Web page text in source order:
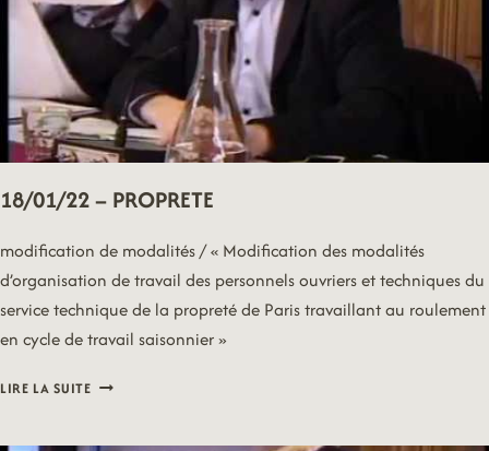
18/01/22 – PROPRETE
modification de modalités / « Modification des modalités
d’organisation de travail des personnels ouvriers et techniques du
service technique de la propreté de Paris travaillant au roulement
en cycle de travail saisonnier »
LIRE LA SUITE18/01/22